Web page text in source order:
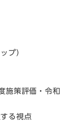
プ）
施策評価・令和
る視点